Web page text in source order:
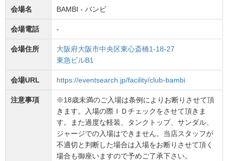
会場名 BAMBI - バンビ
会場電話 -
会場住所
大阪府大阪市中央区東心斎橋1-18-27
東急ビルB1
会場URL https://eventsearch.jp/facility/club-bambi
注意事項
※18歳未満のご入場は条例によりお断りさせて頂
きます。入場の際ＩＤチェックをさせて頂きま
す。また過度な軽装、タンクトップ、サンダル、
ジャージでの入場はできません。当店スタッフが
不適切と判断した場合は入場をお断りさせて頂く
場合も御座いますので予めご了承下さい。